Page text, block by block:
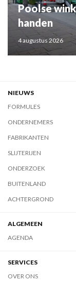
Poolse
handen
4 augustus 2026
NIEUWS
FORMULES
ONDERNEMERS
FABRIKANTEN
SLIJTERIJEN
ONDERZOEK
BUITENLAND
ACHTERGROND
ALGEMEEN
AGENDA
SERVICES
OVER ONS